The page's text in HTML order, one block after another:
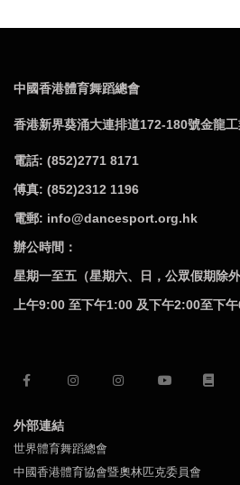
中國香港體育舞蹈總會
香港新界葵涌大連排道172-180號金龍
電話: (852)2771 8171
傅真: (852)2312 1196
電郵: info@dancesport.org.hk
辦公時間：
星期一至五（星期六、日，公眾假期除外
上午9:00 至下午1:00 及下午2:00至下
外部連結
世界體育舞蹈總會
中國香港體育協會暨奧林匹克委員會